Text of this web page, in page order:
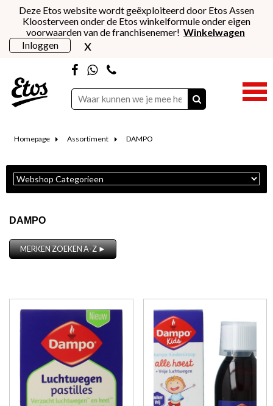
Deze Etos website wordt geëxploiteerd door Etos Assen
Kloosterveen onder de Etos winkelformule onder eigen
voorwaarden van de franchisenemer! Winkelwagen
Inloggen
x
Homepage Assortiment DAMPO
DAMPO
MERKEN ZOEKEN A-Z ►